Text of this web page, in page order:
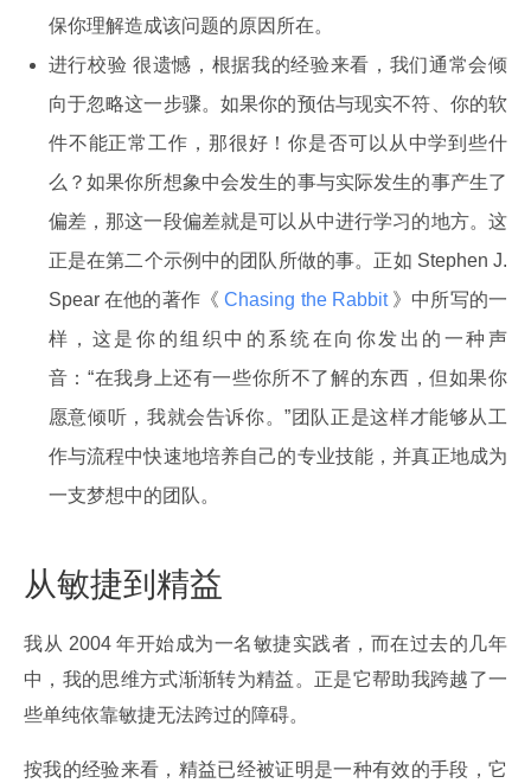
保你理解造成该问题的原因所在。
进行校验 很遗憾，根据我的经验来看，我们通常会倾
向于忽略这一步骤。如果你的预估与现实不符、你的软
件不能正常工作，那很好！你是否可以从中学到些什
么？如果你所想象中会发生的事与实际发生的事产生了
偏差，那这一段偏差就是可以从中进行学习的地方。这
正是在第二个示例中的团队所做的事。正如 Stephen J.
Spear 在他的著作《 Chasing the Rabbit 》中所写的一
样，这是你的组织中的系统在向你发出的一种声
音：“在我身上还有一些你所不了解的东西，但如果你
愿意倾听，我就会告诉你。”团队正是这样才能够从工
作与流程中快速地培养自己的专业技能，并真正地成为
一支梦想中的团队。
从敏捷到精益
我从 2004 年开始成为一名敏捷实践者，而在过去的几年
中，我的思维方式渐渐转为精益。正是它帮助我跨越了一
些单纯依靠敏捷无法跨过的障碍。
按我的经验来看，精益已经被证明是一种有效的手段，它